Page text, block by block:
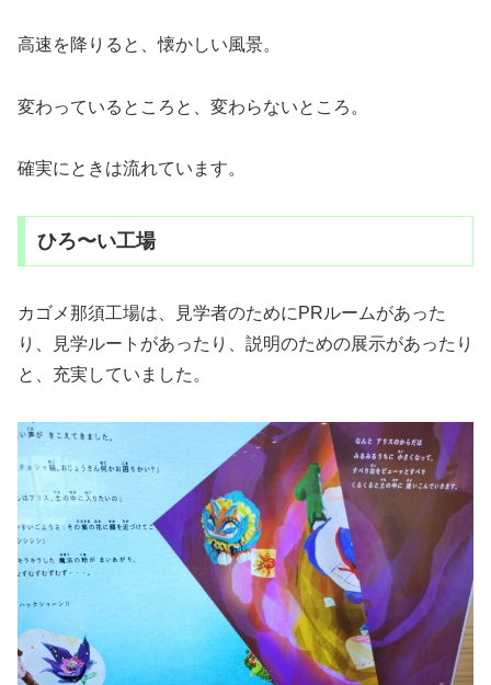
高速を降りると、懐かしい風景。
変わっているところと、変わらないところ。
確実にときは流れています。
ひろ〜い工場
カゴメ那須工場は、見学者のためにPRルームがあった
り、見学ルートがあったり、説明のための展示があったり
と、充実していました。